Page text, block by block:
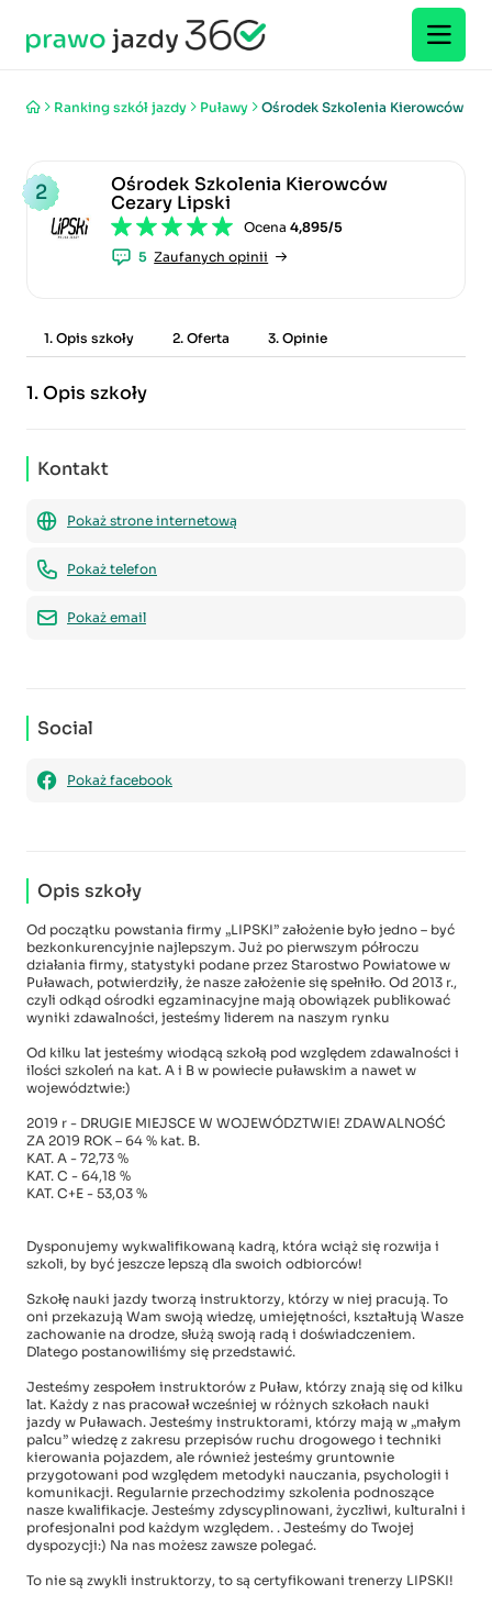
Ranking szkół jazdy Puławy Ośrodek Szkolenia Kierowców
2
Ośrodek Szkolenia Kierowców
Cezary Lipski
Ocena4,895/5
5 Zaufanych opinii
1. Opis szkoły 2. Oferta 3. Opinie
1.Opis szkoły
Kontakt
Pokaż strone internetową
Pokaż telefon
Pokaż email
Social
Pokaż facebook
Opis szkoły
Od początku powstania firmy „LIPSKI” założenie było jedno – być
bezkonkurencyjnie najlepszym. Już po pierwszym półroczu
działania firmy, statystyki podane przez Starostwo Powiatowe w
Puławach, potwierdziły, że nasze założenie się spełniło. Od 2013 r.,
czyli odkąd ośrodki egzaminacyjne mają obowiązek publikować
wyniki zdawalności, jesteśmy liderem na naszym rynku
Od kilku lat jesteśmy wiodącą szkołą pod względem zdawalności i
ilości szkoleń na kat. A i B w powiecie puławskim a nawet w
województwie:)
2019 r - DRUGIE MIEJSCE W WOJEWÓDZTWIE! ZDAWALNOŚĆ
ZA 2019 ROK – 64 % kat. B.
KAT. A - 72,73 %
KAT. C - 64,18 %
KAT. C+E - 53,03 %
Dysponujemy wykwalifikowaną kadrą, która wciąż się rozwija i
szkoli, by być jeszcze lepszą dla swoich odbiorców!
Szkołę nauki jazdy tworzą instruktorzy, którzy w niej pracują. To
oni przekazują Wam swoją wiedzę, umiejętności, kształtują Wasze
zachowanie na drodze, służą swoją radą i doświadczeniem.
Dlatego postanowiliśmy się przedstawić.
Jesteśmy zespołem instruktorów z Puław, którzy znają się od kilku
lat. Każdy z nas pracował wcześniej w różnych szkołach nauki
jazdy w Puławach. Jesteśmy instruktorami, którzy mają w „małym
palcu” wiedzę z zakresu przepisów ruchu drogowego i techniki
kierowania pojazdem, ale również jesteśmy gruntownie
przygotowani pod względem metodyki nauczania, psychologii i
komunikacji. Regularnie przechodzimy szkolenia podnoszące
nasze kwalifikacje. Jesteśmy zdyscyplinowani, życzliwi, kulturalni i
profesjonalni pod każdym względem. . Jesteśmy do Twojej
dyspozycji:) Na nas możesz zawsze polegać.
To nie są zwykli instruktorzy, to są certyfikowani trenerzy LIPSKI!